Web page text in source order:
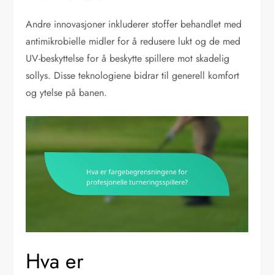
Andre innovasjoner inkluderer stoffer behandlet med
antimikrobielle midler for å redusere lukt og de med
UV-beskyttelse for å beskytte spillere mot skadelig
sollys. Disse teknologiene bidrar til generell komfort
og ytelse på banen.
Hva er